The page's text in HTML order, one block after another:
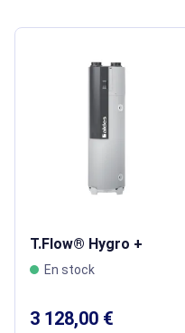
T.Flow® Hygro +
En stock
3 128,00 €